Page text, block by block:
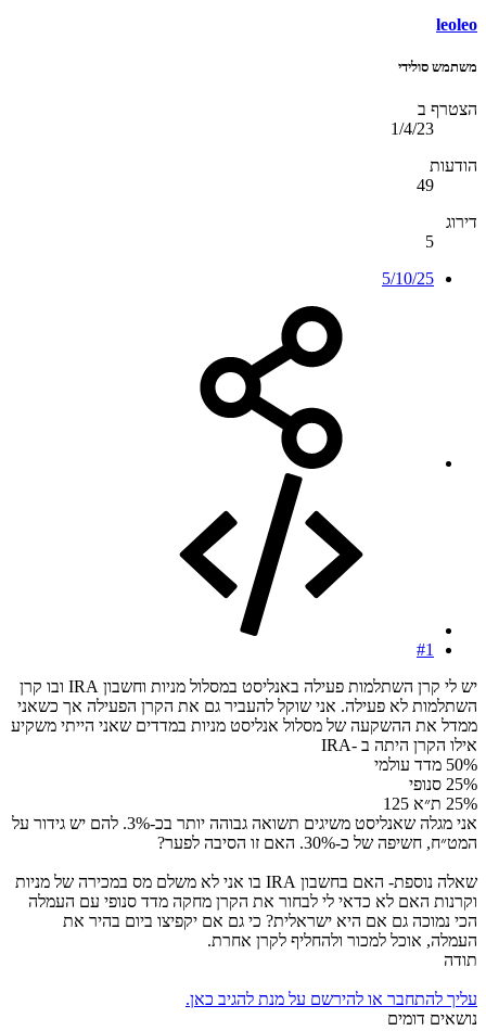
leoleo
משתמש סולידי
הצטרף ב
1/4/23
הודעות
49
דירוג
5
5/10/25
#1
יש לי קרן השתלמות פעילה באנליסט במסלול מניות וחשבון IRA ובו קרן
השתלמות לא פעילה. אני שוקל להעביר גם את הקרן הפעילה אך כשאני
ממדל את ההשקעה של מסלול אנליסט מניות במדדים שאני הייתי משקיע
אילו הקרן היתה ב -IRA
50% מדד עולמי
25% סנופי
25% ת״א 125
אני מגלה שאנליסט משיגים תשואה גבוהה יותר בכ-3%. להם יש גידור על
המט״ח, חשיפה של כ-30%. האם זו הסיבה לפער?
שאלה נוספת- האם בחשבון IRA בו אני לא משלם מס במכירה של מניות
וקרנות האם לא כדאי לי לבחור את הקרן מחקה מדד סנופי עם העמלה
הכי נמוכה גם אם היא ישראלית? כי גם אם יקפיצו ביום בהיר את
העמלה, אוכל למכור ולהחליף לקרן אחרת.
תודה
עליך להתחבר או להירשם על מנת להגיב כאן.
נושאים דומים